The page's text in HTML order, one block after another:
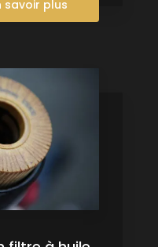
savoir plus